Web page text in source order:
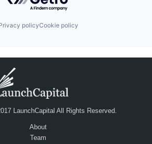
policyCookie policy
LaunchCapital All Rights Reserved.
About
Team